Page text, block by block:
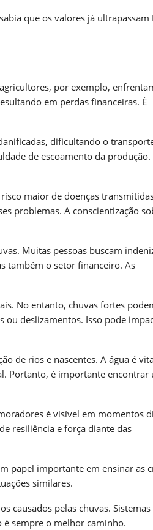
que os valores já ultrapassam
por exemplo,
em perdas financeiras. É
dificultando o
de escoamento da produção.
maior de doenças
problemas. A conscientização
Muitas pessoas buscam
também o setor financeiro. As
No entanto, chuvas fortes
ou deslizamentos. Isso pode
de rios e nascentes. A água é
Portanto, é importante encontrar
é visível em momentos
resiliência e força diante das
papel importante em ensinar as
similares.
causados pelas chuvas. Sistemas
é sempre o melhor caminho.